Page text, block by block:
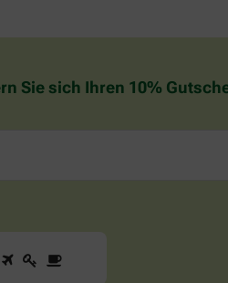
Sie sich Ihren 10%
Sind
Sie
1 2